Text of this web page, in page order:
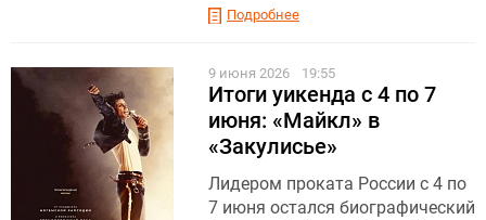
Подробнее
9 июня 2026 19:55
Итоги уикенда с 4 по 7
июня: «Майкл» в
«Закулисье»
Лидером проката России с 4 по
7 июня остался биографический